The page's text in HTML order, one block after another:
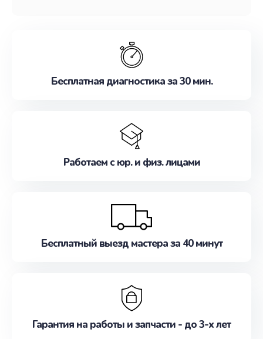
Бесплатная диагностика за 30 мин.
Работаем с юр. и физ. лицами
Бесплатный выезд мастера за 40 минут
Гарантия на работы и запчасти - до 3-х лет